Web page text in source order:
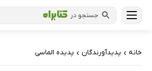
جستجو در
خانه › پدیدآورندگان › پدیده الماسی